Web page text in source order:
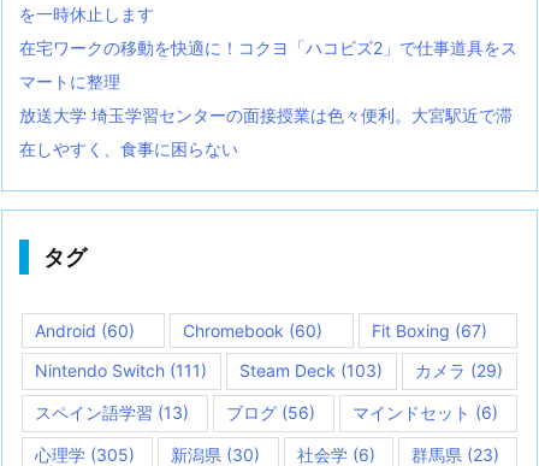
を一時休止します
在宅ワークの移動を快適に！コクヨ「ハコビズ2」で仕事道具をス
マートに整理
放送大学 埼玉学習センターの面接授業は色々便利。大宮駅近で滞
在しやすく、食事に困らない
タグ
Android (60) Chromebook (60) Fit Boxing (67)
Nintendo Switch (111) Steam Deck (103) カメラ (29)
スペイン語学習 (13) ブログ (56) マインドセット (6)
心理学 (305) 新潟県 (30) 社会学(6) 群馬県 (23)